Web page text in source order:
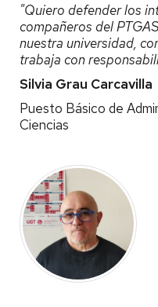
"Quiero defender los
compañeros del
nuestra universidad,
trabaja con
Silvia Grau Carcavilla
Puesto Básico de
Ciencias